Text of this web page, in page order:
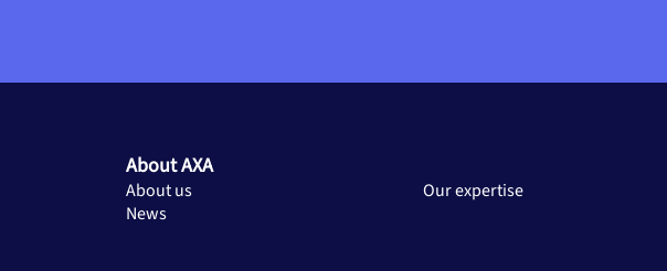
frais réels dans la limite de 35€ par la Sécurité
About AXA
About us
Our expertise
News